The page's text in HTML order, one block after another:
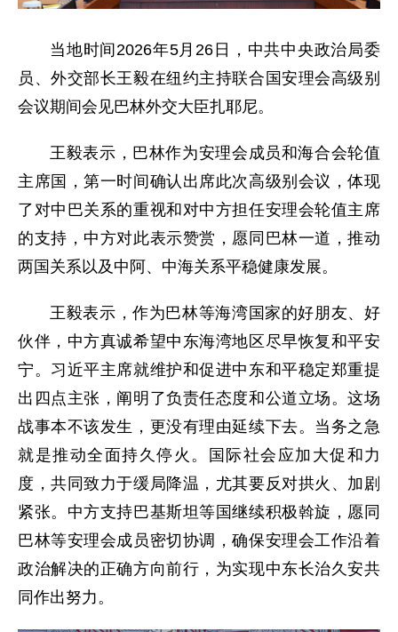
当地时间2026年5月26日，中共中央政治局委
员、外交部长王毅在纽约主持联合国安理会高级别
会议期间会见巴林外交大臣扎耶尼。
王毅表示，巴林作为安理会成员和海合会轮值
主席国，第一时间确认出席此次高级别会议，体现
了对中巴关系的重视和对中方担任安理会轮值主席
的支持，中方对此表示赞赏，愿同巴林一道，推动
两国关系以及中阿、中海关系平稳健康发展。
王毅表示，作为巴林等海湾国家的好朋友、好
伙伴，中方真诚希望中东海湾地区尽早恢复和平安
宁。习近平主席就维护和促进中东和平稳定郑重提
出四点主张，阐明了负责任态度和公道立场。这场
战事本不该发生，更没有理由延续下去。当务之急
就是推动全面持久停火。国际社会应加大促和力
度，共同致力于缓局降温，尤其要反对拱火、加剧
紧张。中方支持巴基斯坦等国继续积极斡旋，愿同
巴林等安理会成员密切协调，确保安理会工作沿着
政治解决的正确方向前行，为实现中东长治久安共
同作出努力。